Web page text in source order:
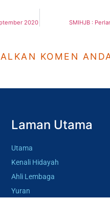
2020 SMIHJB :
KOMEN
Laman Utama
Utama
Kenali Hidayah
Ahli Lembaga
Yuran